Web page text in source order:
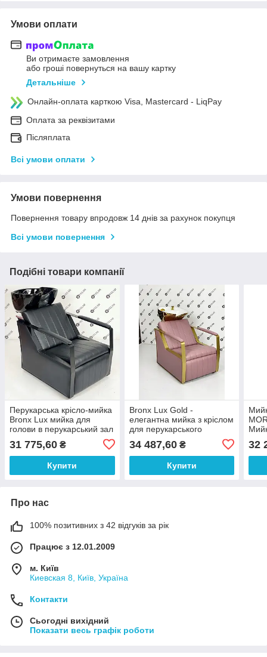
Умови оплати
Ви отримаєте замовлення
або гроші повернуться на вашу картку
Детальніше
Онлайн-оплата карткою Visa, Mastercard - LiqPay
Оплата за реквізитами
Післяплата
Всі умови оплати
Умови повернення
Повернення товару впродовж 14 днів за рахунок покупця
Всі умови повернення
Подібні товари компанії
Перукарська крісло-мийка
Bronx Lux мийка для
голови в перукарський зал
31 775,60 ₴
Купити
Bronx Lux Gold -
елегантна мийка з кріслом
для перукарського
залуКрісло-мийка Bronx
Lux Gold - елегантна
мийка для перукарень та
34 487,60₴
Купити
32
Про нас
100% позитивних з 42 відгуків за рік
Працює з 12.01.2009
м. Київ
Киевская 8, Київ, Україна
Контакти
Сьогодні вихідний
Показати весь графік роботи